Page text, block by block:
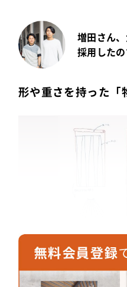
増田さん
採用した
形や重さを持った「
建築の延長としてテキ